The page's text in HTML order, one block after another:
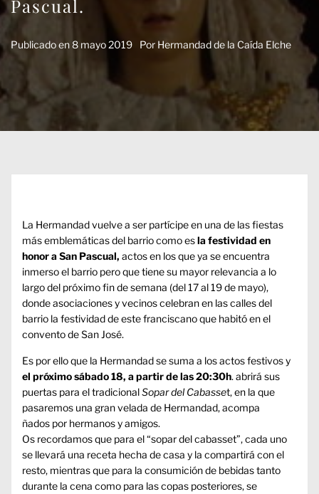
Pascual.
Publicado en8 mayo 2019 Por Hermandad de la Caída Elche
La Hermandad vuelve a ser partícipe en una de las fiestas
más emblemáticas del barrio como esla festividad en
honora San Pascual, actos en los que ya se encuentra
inmerso el barrio pero que tiene su mayor relevancia a lo
largo del próximo fin de semana (del 17 al 19 de mayo),
donde asociaciones y vecinos celebran en las calles del
barrio la festividad de este franciscano que habitó en el
convento de San José.
Es por ello que la Hermandad se suma a los actos festivos y
el próximo sábado 18, a partir de las 20:30h. abrirá sus
puertas para el tradicionalSopar del Cabasset, en la que
pasaremos una gran velada de Hermandad, acompa
ñados por hermanos y amigos.
Os recordamos que para el “sopar del cabasset”, cada uno
se llevará una receta hecha de casa y la compartirá con el
resto, mientras que para la consumición de bebidas tanto
durante la cena como para las copas posteriores, se